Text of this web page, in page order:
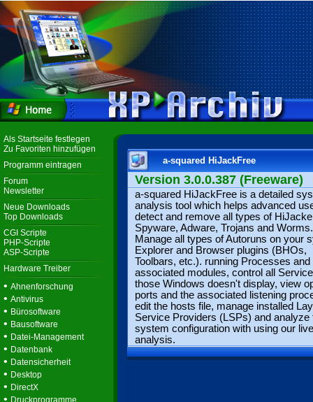
Als Startseite festlegen
Zu Favoriten hinzufügen
Programm eintragen
Forum
Newsletter
Neue Downloads
Top Downloads
CGI Scripte
PHP-Scripte
ASP-Scripte
Hardware Treiber
• Ahnenforschung
• Antivirus
• Bürosoftware
• Bausoftware
• Datei-Management
• Datenbank
• Datensicherheit
• Desktop
• DirectX
• Druckprogramme
a-squared HiJackFree
Version 3.0.0.387 (Freeware)
a-squared HiJackFree is a detailed
analysis tool which helps advanced
detect and remove all types of
Spyware, Adware, Trojans and Worms.
Manage all types of Autoruns on your
Explorer and Browser plugins (BHOs,
Toolbars, etc.). running Processes and
associated modules, control all
those Windows doesn't display, view
ports and the associated listening
edit the hosts file, manage installed
Service Providers (LSPs) and analyze
system configuration with using our
analysis.